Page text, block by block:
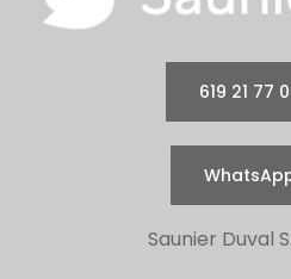
619 21 77
Saunier Duval